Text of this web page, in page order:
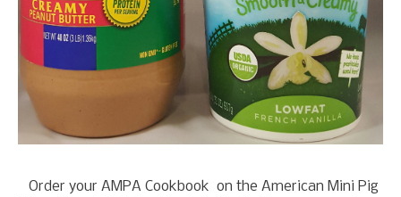
Order your AMPA Cookbook on the American Mini Pig